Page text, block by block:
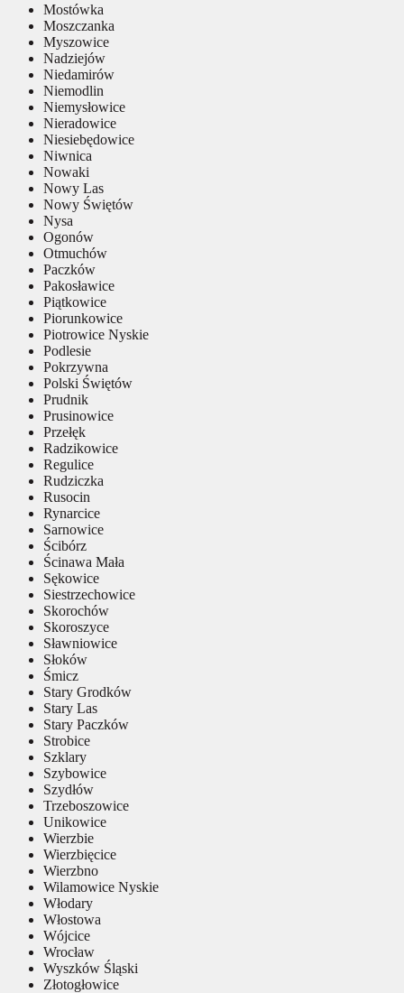
Mostówka
Moszczanka
Myszowice
Nadziejów
Niedamirów
Niemodlin
Niemysłowice
Nieradowice
Niesiebędowice
Niwnica
Nowaki
Nowy Las
Nowy Świętów
Nysa
Ogonów
Otmuchów
Paczków
Pakosławice
Piątkowice
Piorunkowice
Piotrowice Nyskie
Podlesie
Pokrzywna
Polski Świętów
Prudnik
Prusinowice
Przełęk
Radzikowice
Regulice
Rudziczka
Rusocin
Rynarcice
Sarnowice
Ścibórz
Ścinawa Mała
Sękowice
Siestrzechowice
Skorochów
Skoroszyce
Sławniowice
Słoków
Śmicz
Stary Grodków
Stary Las
Stary Paczków
Strobice
Szklary
Szybowice
Szydłów
Trzeboszowice
Unikowice
Wierzbie
Wierzbięcice
Wierzbno
Wilamowice Nyskie
Włodary
Włostowa
Wójcice
Wrocław
Wyszków Śląski
Złotogłowice